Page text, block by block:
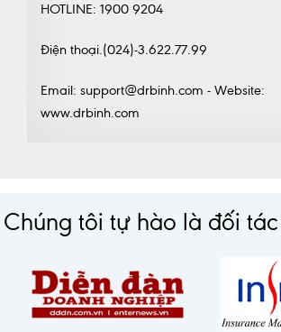
HOTLINE: 1900 9204
Điện thoại.(024)-3.622.77.99
Email: support@drbinh.com - Website:
www.drbinh.com
Chúng tôi tự hào là đối